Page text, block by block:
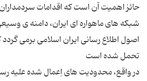
حائز اهمیت آن است که اقدامات
شبکه های ماهواره ای ایران، دامنه ی
اصول اطلاع رسانی ایران اسلامی برمی گردد
در واقع، محدودیت های اِعمال شده علیه